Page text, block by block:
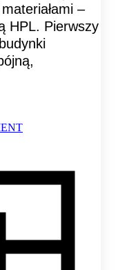
–
HPL. Pierwszy